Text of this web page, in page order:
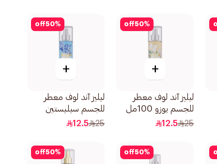
50%
off
+
ليليز آند لوف معطر
للجسم يوزو 100مل
25
12.5
50%
off
+
ليليز آند لوف معطر
للجسم سيليستين
100مل
25
12.5
50%
off
50%
off